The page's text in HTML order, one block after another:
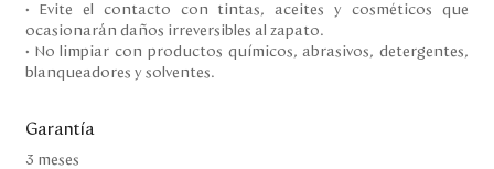
• Evite el contacto con tintas, aceites y cosméticos que
ocasionarán daños irreversibles al zapato.
• No limpiar con productos químicos, abrasivos, detergentes,
blanqueadores y solventes.
Garantía
3 meses